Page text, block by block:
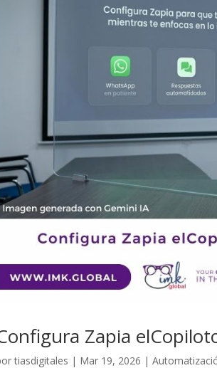
Zapia
tiasdigitales | Mar 19, 2026 |